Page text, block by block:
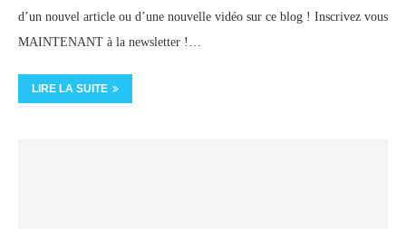
d’un nouvel article ou d’une nouvelle vidéo sur ce blog ! Inscrivez vous
MAINTENANT à la newsletter !…
LIRE LA SUITE